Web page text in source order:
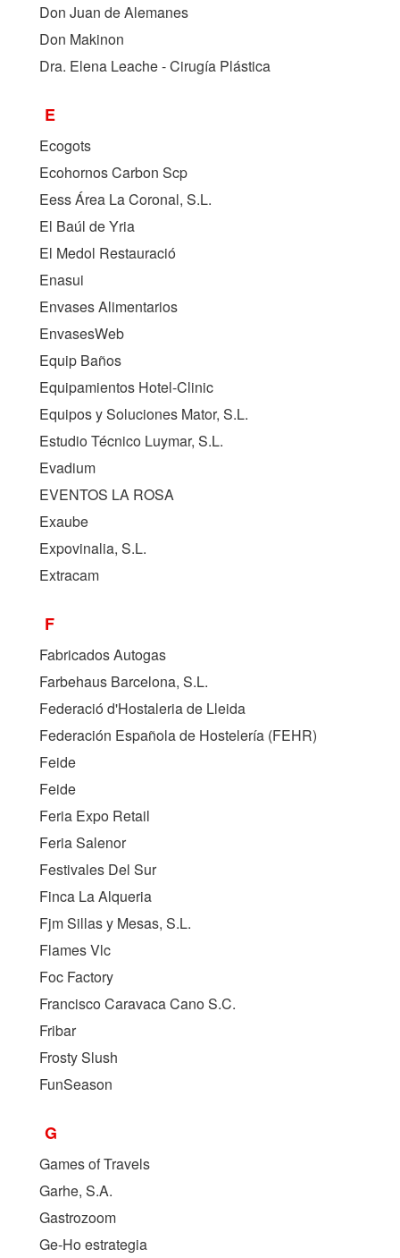
Don Juan de Alemanes
Don Makinon
Dra. Elena Leache - Cirugía Plástica
E
Ecogots
Ecohornos Carbon Scp
Eess Área La Coronal, S.L.
El Baúl de Yria
El Medol Restauració
Enasui
Envases Alimentarios
EnvasesWeb
Equip Baños
Equipamientos Hotel-Clinic
Equipos y Soluciones Mator, S.L.
Estudio Técnico Luymar, S.L.
Evadium
EVENTOS LA ROSA
Exaube
Expovinalia, S.L.
Extracam
F
Fabricados Autogas
Farbehaus Barcelona, S.L.
Federació d'Hostaleria de Lleida
Federación Española de Hostelería (FEHR)
Feide
Feide
Feria Expo Retail
Feria Salenor
Festivales Del Sur
Finca La Alqueria
Fjm Sillas y Mesas, S.L.
Flames Vlc
Foc Factory
Francisco Caravaca Cano S.C.
Fribar
Frosty Slush
FunSeason
G
Games of Travels
Garhe, S.A.
Gastrozoom
Ge-Ho estrategia